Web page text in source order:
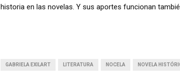
historia en las novelas. Y sus aportes funcionan
GABRIELA EXILART LITERATURA NOCELA NOVELA